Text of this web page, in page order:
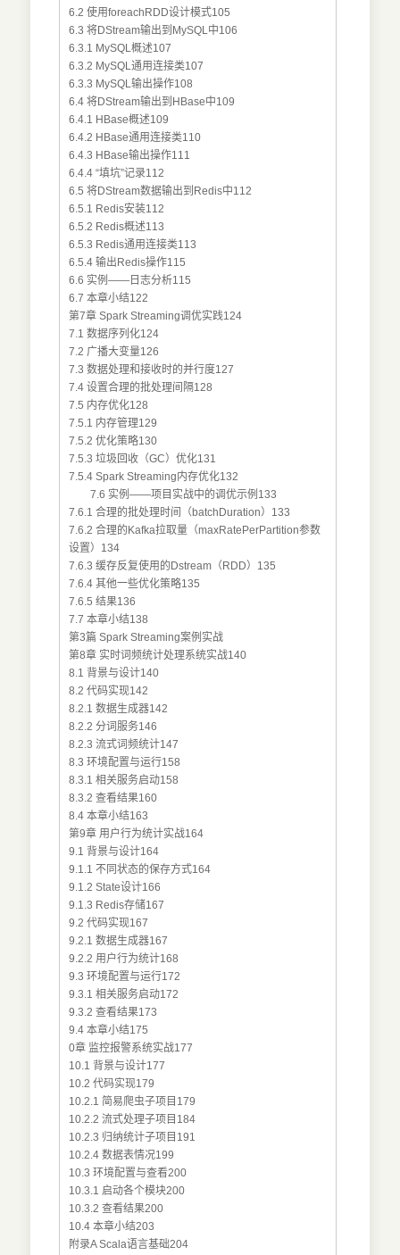
6.2 使用foreachRDD设计模式105
6.3 将DStream输出到MySQL中106
6.3.1 MySQL概述107
6.3.2 MySQL通用连接类107
6.3.3 MySQL输出操作108
6.4 将DStream输出到HBase中109
6.4.1 HBase概述109
6.4.2 HBase通用连接类110
6.4.3 HBase输出操作111
6.4.4 “填坑”记录112
6.5 将DStream数据输出到Redis中112
6.5.1 Redis安装112
6.5.2 Redis概述113
6.5.3 Redis通用连接类113
6.5.4 输出Redis操作115
6.6 实例——日志分析115
6.7 本章小结122
第7章 Spark Streaming调优实践124
7.1 数据序列化124
7.2 广播大变量126
7.3 数据处理和接收时的并行度127
7.4 设置合理的批处理间隔128
7.5 内存优化128
7.5.1 内存管理129
7.5.2 优化策略130
7.5.3 垃圾回收（GC）优化131
7.5.4 Spark Streaming内存优化132
7.6 实例——项目实战中的调优示例133
7.6.1 合理的批处理时间（batchDuration）133
7.6.2 合理的Kafka拉取量（maxRatePerPartition参数
设置）134
7.6.3 缓存反复使用的Dstream（RDD）135
7.6.4 其他一些优化策略135
7.6.5 结果136
7.7 本章小结138
第3篇 Spark Streaming案例实战
第8章 实时词频统计处理系统实战140
8.1 背景与设计140
8.2 代码实现142
8.2.1 数据生成器142
8.2.2 分词服务146
8.2.3 流式词频统计147
8.3 环境配置与运行158
8.3.1 相关服务启动158
8.3.2 查看结果160
8.4 本章小结163
第9章 用户行为统计实战164
9.1 背景与设计164
9.1.1 不同状态的保存方式164
9.1.2 State设计166
9.1.3 Redis存储167
9.2 代码实现167
9.2.1 数据生成器167
9.2.2 用户行为统计168
9.3 环境配置与运行172
9.3.1 相关服务启动172
9.3.2 查看结果173
9.4 本章小结175
0章 监控报警系统实战177
10.1 背景与设计177
10.2 代码实现179
10.2.1 简易爬虫子项目179
10.2.2 流式处理子项目184
10.2.3 归纳统计子项目191
10.2.4 数据表情况199
10.3 环境配置与查看200
10.3.1 启动各个模块200
10.3.2 查看结果200
10.4 本章小结203
附录A Scala语言基础204